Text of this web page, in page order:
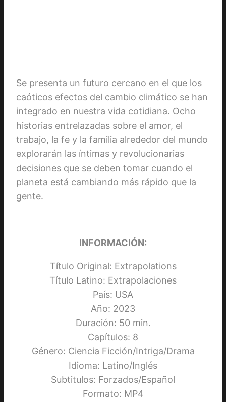
Se presenta un futuro cercano en el que los
caóticos efectos del cambio climático se han
integrado en nuestra vida cotidiana. Ocho
historias entrelazadas sobre el amor, el
trabajo, la fe y la familia alrededor del mundo
explorarán las íntimas y revolucionarias
decisiones que se deben tomar cuando el
planeta está cambiando más rápido que la
gente.
INFORMACIÓN:
Título Original: Extrapolations
Título Latino: Extrapolaciones
País: USA
Año: 2023
Duración: 50 min.
Capítulos: 8
Género: Ciencia Ficción/Intriga/Drama
Idioma: Latino/Inglés
Subtitulos: Forzados/Español
Formato: MP4